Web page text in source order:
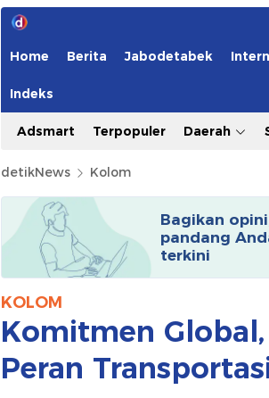
Home Berita Jabodetabek
Indeks
Adsmart Terpopuler Daerah
detikNews Kolom
Bagikan
pandang
terkini
KOLOM
Komitmen
Peran